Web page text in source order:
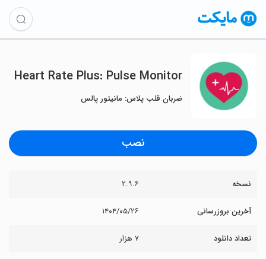
Heart Rate Plus: Pulse Monitor
ضربان قلب پلاس: مانیتور پالس
نصب
نسخه ۲.۹.۶
آخرین بروزرسانی ۱۴۰۴/۰۵/۲۶
تعداد دانلود ۷ هزار